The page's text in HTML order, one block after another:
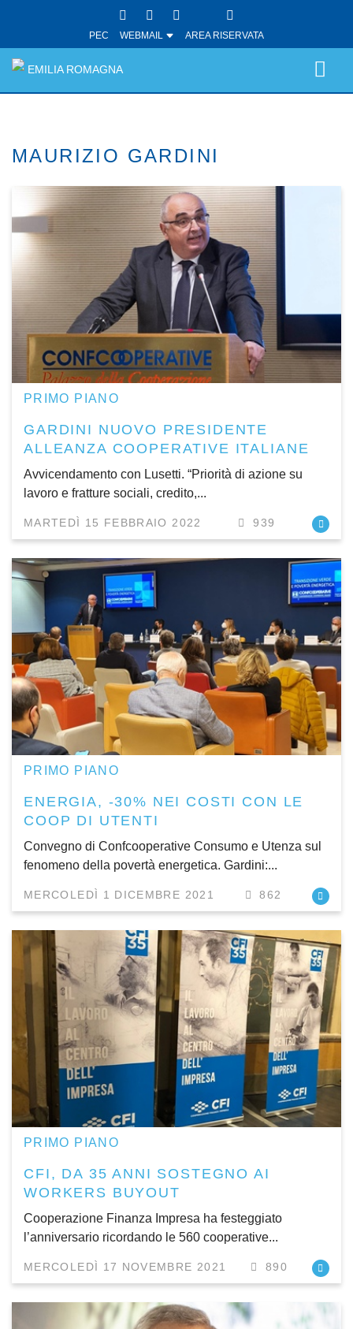
PEC WEBMAIL AREA RISERVATA
EMILIA ROMAGNA
MAURIZIO GARDINI
PRIMO PIANO
GARDINI NUOVO PRESIDENTE
ALLEANZA COOPERATIVE ITALIANE
Avvicendamento con Lusetti. “Priorità di azione su
lavoro e fratture sociali, credito,...
MARTEDÌ 15 FEBBRAIO 2022 939
PRIMO PIANO
ENERGIA, -30% NEI COSTI CON LE
COOP DI UTENTI
Convegno di Confcooperative Consumo e Utenza sul
fenomeno della povertà energetica. Gardini:...
MERCOLEDÌ 1 DICEMBRE 2021 862
PRIMO PIANO
CFI, DA 35 ANNI SOSTEGNO AI
WORKERS BUYOUT
Cooperazione Finanza Impresa ha festeggiato
l’anniversario ricordando le 560 cooperative...
MERCOLEDÌ 17 NOVEMBRE 2021 890